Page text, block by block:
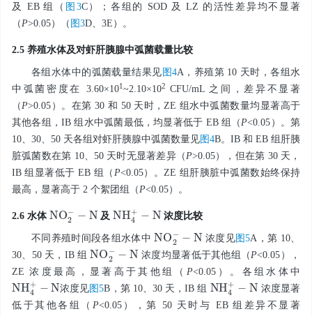
及 EB 组（ 图3C）；各组的 SOD 及 LZ 的活性差异均不显著
（ P>0.05）（ 图3D、3E）。
2.5 养殖水体及对虾肝胰腺中弧菌载量比较
各组水体中的弧菌载量结果见 图4A，养殖第 10 天时，各组水
中弧菌密度在 3.60×101 ~2.10×102 CFU/mL 之间，差异不显著
（ P>0.05）。在第 30 和 50 天时，ZE 组水中弧菌数量均显著高于
其他各组，IB 组水中弧菌最低，均显著低于 EB 组（ P<0.05）。第
10、30、50 天各组对虾肝胰腺中弧菌数量见图4B。IB 和 EB 组肝胰
脏弧菌数在第 10、50 天时无显著差异（ P>0.05），但在第 30 天，
IB 组显著低于 EB 组（ P<0.05）。ZE 组肝胰脏中弧菌数始终保持
最高，显著高于 2 个絮团组（ P<0.05）。
2.6 水体
NO2 N
及
NH4+ N
浓度比较
不同养殖时间段各组水体中
N 2-
-N
浓度见图5A，第 10、
30、50 天，IB 组
N 2-
-N
浓度均显著低于其他组（P<0.05），
ZE 浓度最高，显著高于其他组（ P<0.05）。各组水体中
N 4+-
N
浓度见图5B，第 10、30 天，IB 组
N 4+ -
N
浓度显著
低于其他各组（ P<0.05），第 50 天时与 EB 组差异不显著